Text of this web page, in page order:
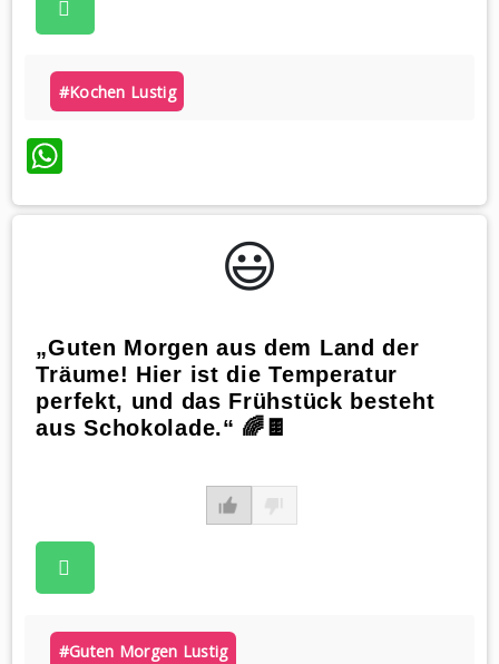
#kochen Lustig
WhatsApp
😃️
„Guten Morgen aus dem Land der
Träume! Hier ist die Temperatur
perfekt, und das Frühstück besteht
aus Schokolade.“ 🌈🍫
#guten Morgen Lustig